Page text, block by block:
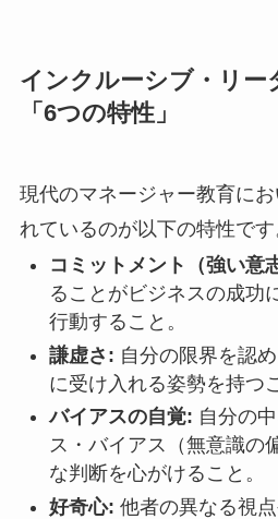
インクルーシブ・リー
「6つの特性」
現代のマネージャー教育に
れているのが以下の特性です
コミットメント（強い意
ることがビジネスの成功
行動すること。
謙虚さ: 自分の限界を認
に受け入れる姿勢を持つ
バイアスの自覚: 自分の
ス・バイアス（無意識の
な判断を心がけること。
好奇心: 他者の異なる視